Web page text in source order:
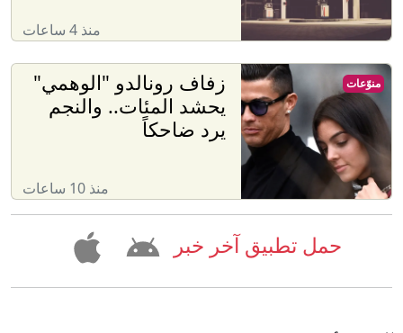
منذ 4 ساعات
زفاف رونالدو "الوهمي"
يحشد المئات.. والنجم
يرد ضاحكاً
منذ 10 ساعات
منوّعات
حمل تطبيق آخر خبر